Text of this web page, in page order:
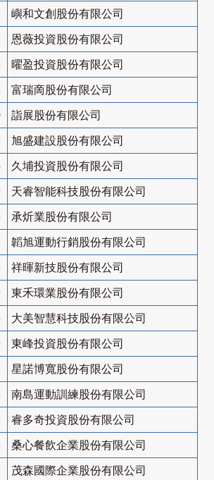
嶼和文創股份有限公司
恩薇投資股份有限公司
曜盈投資股份有限公司
富瑞啇股份有限公司
詣展股份有限公司
旭盛建設股份有限公司
久埔投資股份有限公司
天睿智能科技股份有限公司
承炘業股份有限公司
韜旭運動行銷股份有限公司
祥暉新技股份有限公司
東禾環業股份有限公司
大美智慧科技股份有限公司
東峰投資股份有限公司
星諾博寬股份有限公司
南島運動訓練股份有限公司
睿多奇投資股份有限公司
桑心餐飲企業股份有限公司
茂森國際企業股份有限公司